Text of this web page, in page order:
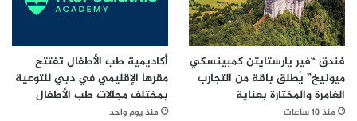
فندق “فير يارستايتن كمبينسكي
ميونيخ” يُطلق باقة من التجارب
الغامرة والمختارة بعناية
منذ 10 ساعات
أكاديمية طب الأطفال تفتتح
مقرها الإقليمي في دبي للتوعية
بمختلف مجالات طب الأطفال
منذ يوم واحد